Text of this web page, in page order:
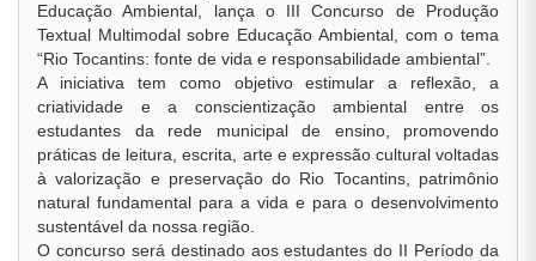
Educação Ambiental, lança o III Concurso de Produção
Textual Multimodal sobre Educação Ambiental, com o tema
“Rio Tocantins: fonte de vida e responsabilidade ambiental”.
A iniciativa tem como objetivo estimular a reflexão, a
criatividade e a conscientização ambiental entre os
estudantes da rede municipal de ensino, promovendo
práticas de leitura, escrita, arte e expressão cultural voltadas
à valorização e preservação do Rio Tocantins, patrimônio
natural fundamental para a vida e para o desenvolvimento
sustentável da nossa região.
O concurso será destinado aos estudantes do II Período da